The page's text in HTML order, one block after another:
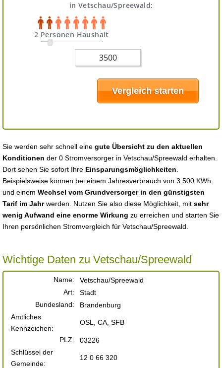
in Vetschau/Spreewald:
2 Personen Haushalt
Sie werden sehr schnell eine gute Übersicht zu den aktuellen
Konditionen der 0 Stromversorger in Vetschau/Spreewald erhalten.
Dort sehen Sie sofort Ihre Einsparungsmöglichkeiten
Beispielsweise können bei einem Jahresverbrauch von 3.500 KWh
und einem Wechsel vom Grundversorger in den günstigsten
Tarif im Jahrwerden. Nutzen Sie also diese Möglichkeit, mit sehr
wenig Aufwand eine enorme Wirkung zu erreichen und starten Sie
Ihren persönlichen Stromvergleich für Vetschau/Spreewald.
Wichtige Daten zu Vetschau/Spreewald
Name:
Vetschau/Spreewald
Art:
Stadt
Bundesland:
Brandenburg
Amtliches
Kennzeichen:
OSL, CA, SFB
PLZ:
03226
Schlüssel der
Gemeinde:
12 0 66 320